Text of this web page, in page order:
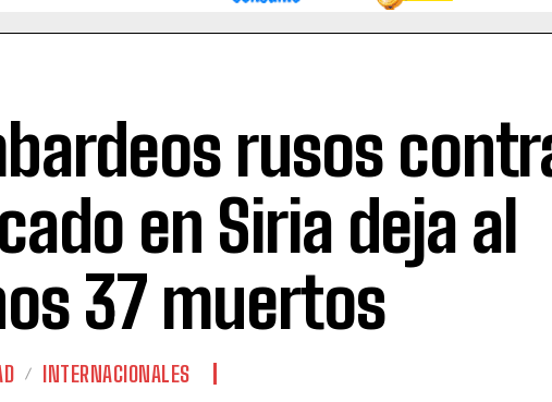
rusos
en Siria deja al
37 muertos
INTERNACIONALES